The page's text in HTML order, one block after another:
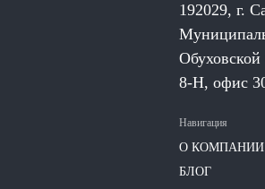
192029, г.
8-Н, офис
Навигация
О КОМПАНИИ
БЛОГ